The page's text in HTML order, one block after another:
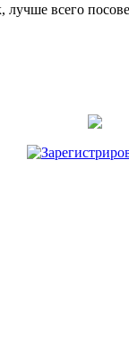
всего